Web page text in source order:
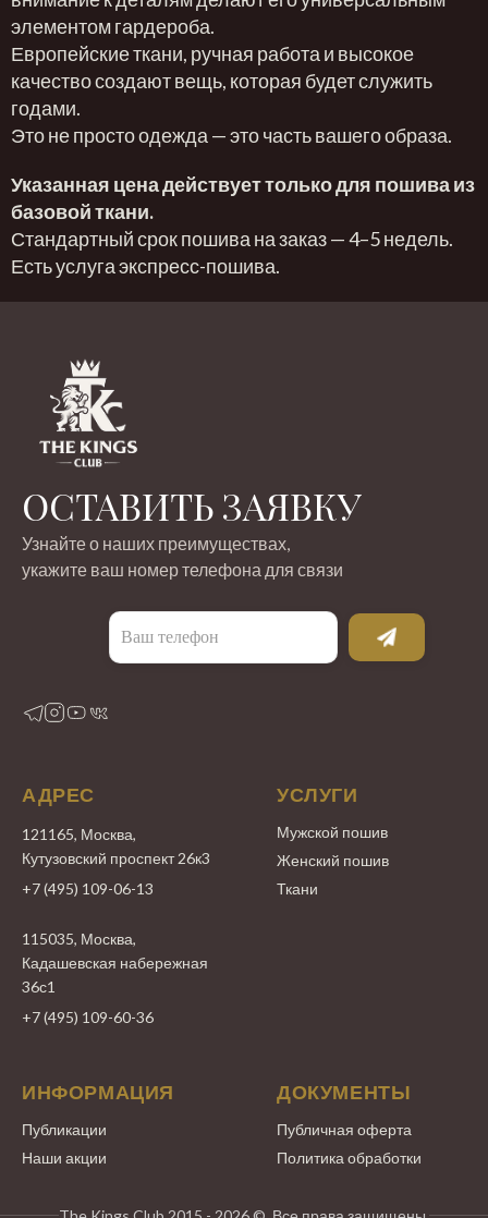
элементом гардероба.
Европейские ткани, ручная работа и высокое
качество создают вещь, которая будет служить
годами.
Это не просто одежда — это часть вашего образа.
Указанная цена действует только для пошива из
базовой ткани.
Стандартный срок пошива на заказ — 4–5 недель.
Есть услуга экспресс-пошива.
ОСТАВИТЬ ЗАЯВКУ
Узнайте о наших преимуществах,
укажите ваш номер телефона для связи
АДРЕС
121165, Москва,
Кутузовский проспект 26к3
+7 (495) 109-06-13
115035, Москва,
Кадашевская набережная
36с1
+7 (495) 109-60-36
УСЛУГИ
Мужской пошив
Женский пошив
Ткани
ИНФОРМАЦИЯ
Публикации
Наши акции
ДОКУМЕНТЫ
Публичная оферта
Политика обработки